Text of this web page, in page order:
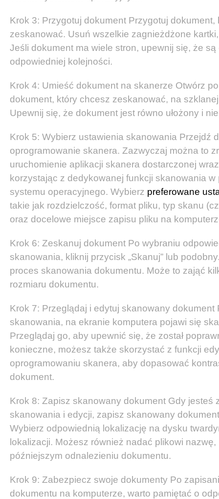
Krok 3: Przygotuj dokument Przygotuj dokument,
zeskanować. Usuń wszelkie zagnieżdżone
Jeśli dokument ma wiele stron, upewnij się, że są
odpowiedniej kolejności.
Krok 4: Umieść dokument na skanerze Otwórz
dokument, który chcesz zeskanować, na
Upewnij się, że dokument jest równo ułożony i
Krok 5: Wybierz ustawienia skanowania Przejdź
oprogramowanie skanera. Zazwyczaj można to
uruchomienie aplikacji skanera dostarczonej
korzystając z dedykowanej funkcji skanowania w
systemu operacyjnego. Wybierz preferowane
takie jak rozdzielczość, format pliku, typ skanu
oraz docelowe miejsce zapisu pliku na
Krok 6: Zeskanuj dokument Po wybraniu
skanowania, kliknij przycisk „Skanuj” lub
proces skanowania dokumentu. Może to zająć
rozmiaru dokumentu.
Krok 7: Przeglądaj i edytuj skanowany
skanowania, na ekranie komputera pojawi się
Przeglądaj go, aby upewnić się, że został
konieczne, możesz także skorzystać z funkcji
oprogramowaniu skanera, aby dopasować
dokument.
Krok 8: Zapisz skanowany dokument Gdy jesteś
skanowania i edycji, zapisz skanowany
Wybierz odpowiednią lokalizację na dysku
lokalizacji. Możesz również nadać plikowi
późniejszym odnalezieniu dokumentu.
Krok 9: Zabezpiecz swoje dokumenty Po
dokumentu na komputerze, warto pamiętać o